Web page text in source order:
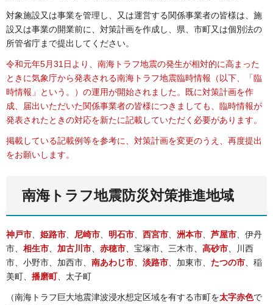
対象施設又は事業を管理し、又は運営する関係事業者の皆様は、施
設又は事業の開業前に、対策計画を作成し、県、市町又は個別法の
所管省庁まで提出してください。
令和元年5月31日より、南海トラフ地震の発生が相対的に高まった
ときに気象庁から発表される南海トラフ地震臨時情報（以下、「臨
時情報」という。）の運用が開始されました。既に対策計画を作
成、届出いただいた関係事業者の皆様につきましても、臨時情報が
発表されたときの対応を新たに記載していただく必要があります。
掲載している記載例等を参考に、対策計画を変更のうえ、再度提出
をお願いします。
南海トラフ地震防災対策推進地域
神戸市 姫路市 尼崎市 明石市 西宮市 洲本市 芦屋市 、伊丹
市、 相生市 加古川市 赤穂市 、宝塚市、三木市、 高砂市 、川西
市、小野市、加西市、 南あわじ市 淡路市 、加東市、 たつの市 、稲
美町、 播磨町、太子町
（南海トラフ巨大地震津波浸水想定区域を有する市町を太字赤色で